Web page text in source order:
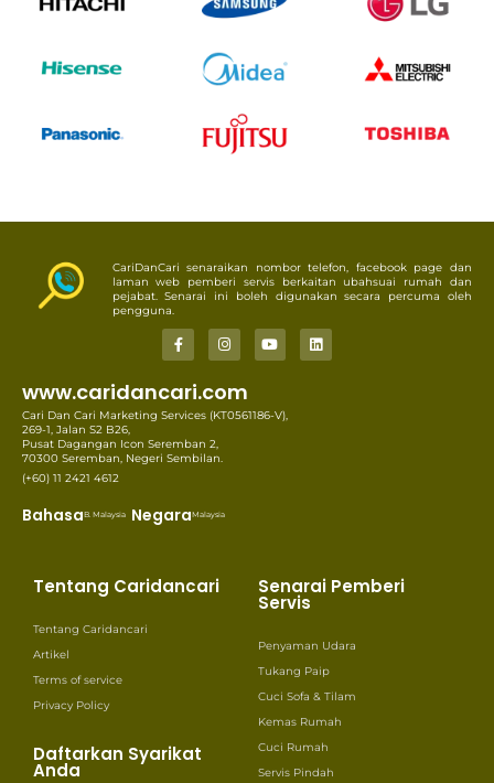
CariDanCari senaraikan nombor telefon, facebook page dan
laman web pemberi servis berkaitan ubahsuai rumah dan
pejabat. Senarai ini boleh digunakan secara percuma oleh
pengguna.
www.caridancari.com
Cari Dan Cari Marketing Services (KT0561186-V),
269-1, Jalan S2 B26,
Pusat Dagangan Icon Seremban 2,
70300 Seremban, Negeri Sembilan.
(+60) 11 2421 4612
BahasaB. Malaysia NegaraMalaysia
Tentang Caridancari
Tentang Caridancari
Artikel
Terms of service
Privacy Policy
Daftarkan Syarikat
Anda
Senarai Pemberi
Servis
Penyaman Udara
Tukang Paip
Cuci Sofa & Tilam
Kemas Rumah
Cuci Rumah
Servis Pindah